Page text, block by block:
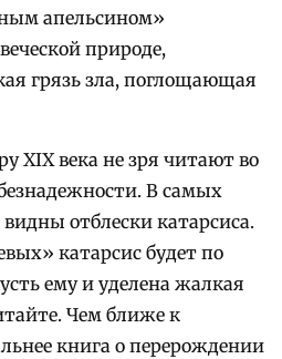
апельсином»
природе,
грязь зла, поглощающая
XIX века не зря читают во
В самых
отблески катарсиса.
катарсис будет по
ему и уделена жалкая
Чем ближе к
книга о перерождении